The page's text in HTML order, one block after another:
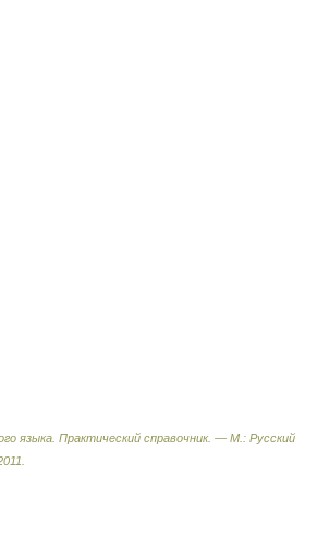
языка. Практический справочник. — М.: Русский